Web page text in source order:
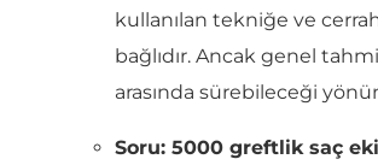
kullanılan tekniğe ve
bağlıdır. Ancak genel
arasında sürebileceği
Soru: 5000 greftlik saç